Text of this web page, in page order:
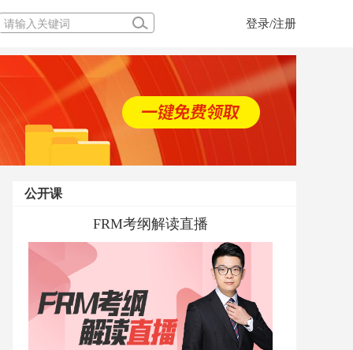
登录/注册
公开课
FRM考纲解读直播